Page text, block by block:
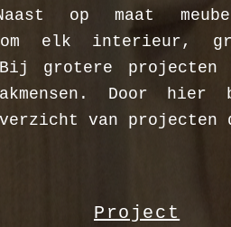
op maat
om elk interieur,
grotere projecten
Door hier
van projecten
Project